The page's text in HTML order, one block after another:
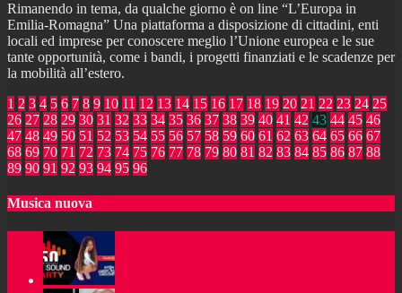
Rimanendo in tema, da qualche giorno è on line “L’Europa in
Emilia-Romagna” Una piattaforma a disposizione di cittadini, enti
locali ed imprese per conoscere meglio l’Unione europea e le sue
tante opportunità, come i bandi, i progetti finanziati e le scadenze per
la mobilità all’estero.
1 2 3 4 5 6 7 8 9 10 11 12 13 14 15 16 17 18 19 20 21 22 23 24 25
26 27 28 29 30 31 32 33 34 35 36 37 38 39 40 41 42 43 44 45 46
47 48 49 50 51 52 53 54 55 56 57 58 59 60 61 62 63 64 65 66 67
68 69 70 71 72 73 74 75 76 77 78 79 80 81 82 83 84 85 86 87 88
89 90 91 92 93 94 95 96
Musica nuova